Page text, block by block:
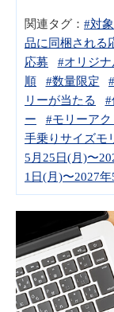
関連タグ： #対
品に同梱される
応募
#オリジ
順
#数量限定
リーが当たる
#
ー
#モリーア
手乗りサイズモ
5月25日(月)〜
1日(月)〜2027